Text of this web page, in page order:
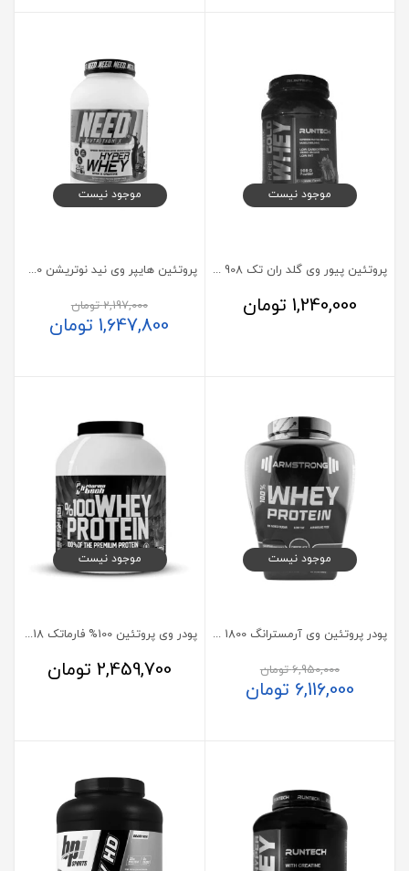
موجود نیست
پروتئین پیور وی گلد ران تک 908 گرم
1,240,000 تومان
موجود نیست
پروتئین هایپر وی نید نوتریشن 2270 گرم
2,197,000تومان
1,647,800 تومان
موجود نیست
پودر پروتئین وی آرمسترانگ 1800 گرم
6,950,000تومان
6,116,000 تومان
موجود نیست
پودر وی پروتئین 100% فارماتک 1818 گرم
2,459,700 تومان